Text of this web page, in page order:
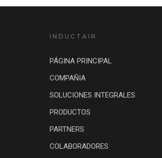
INDUCTAIR
PÁGINA PRINCIPAL
COMPAÑIA
SOLUCIONES INTEGRALES
PRODUCTOS
PARTNERS
COLABORADORES